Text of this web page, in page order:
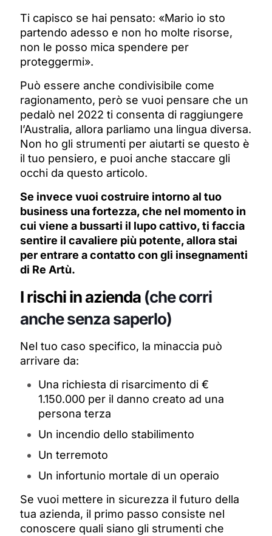
Ti capisco se hai pensato: «Mario io sto
partendo adesso e non ho molte risorse,
non le posso mica spendere per
proteggermi».
Può essere anche condivisibile come
ragionamento, però se vuoi pensare che un
pedalò nel 2022 ti consenta di raggiungere
l’Australia, allora parliamo una lingua diversa.
Non ho gli strumenti per aiutarti se questo è
il tuo pensiero, e puoi anche staccare gli
occhi da questo articolo.
Se invece vuoi costruire intorno al tuo
business una fortezza, che nel momento in
cui viene a bussarti il lupo cattivo, ti faccia
sentire il cavaliere più potente, allora stai
per entrare a contatto con gli insegnamenti
di Re Artù.
I rischi in azienda (che corri
anche senza saperlo)
Nel tuo caso specifico, la minaccia può
arrivare da:
Una richiesta di risarcimento di €
1.150.000 per il danno creato ad una
persona terza
Un incendio dello stabilimento
Un terremoto
Un infortunio mortale di un operaio
Se vuoi mettere in sicurezza il futuro della
tua azienda, il primo passo consiste nel
conoscere quali siano gli strumenti che